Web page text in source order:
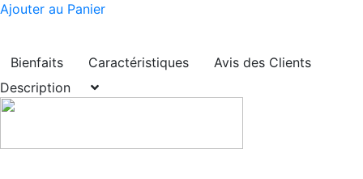
Ajouter au Panier
Bienfaits Caractéristiques
Avis des Clients
Description